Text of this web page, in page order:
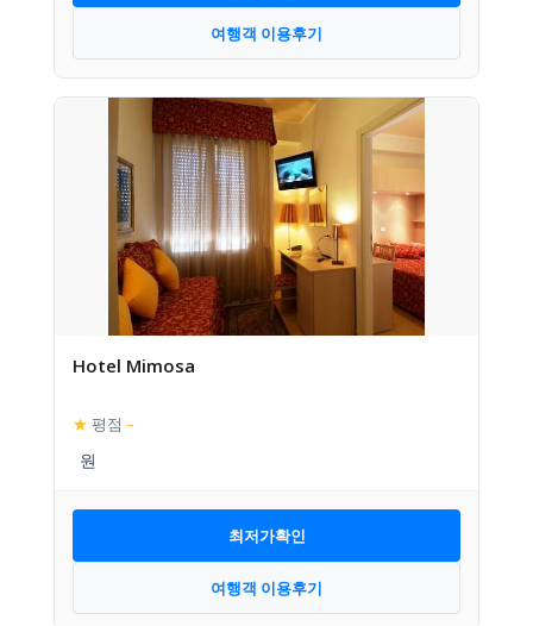
여행객 이용후기
Hotel Mimosa
★ 평점 –
최저가확인
여행객 이용후기